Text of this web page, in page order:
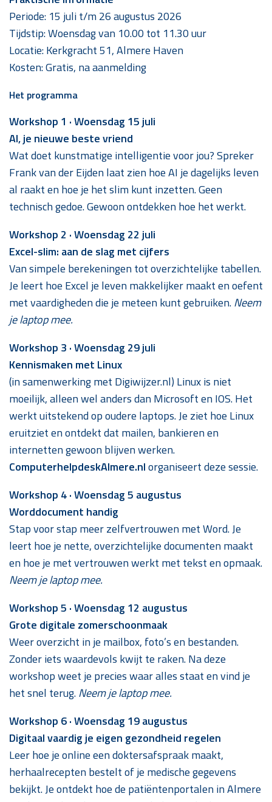
Periode: 15 juli t/m 26 augustus 2026
Tijdstip: Woensdag van 10.00 tot 11.30 uur
Locatie: Kerkgracht 51, Almere Haven
Kosten: Gratis, na aanmelding
Het programma
Workshop 1 · Woensdag 15 juli
AI, je nieuwe beste vriend
Wat doet kunstmatige intelligentie voor jou? Spreker
Frank van der Eijden laat zien hoe AI je dagelijks leven
al raakt en hoe je het slim kunt inzetten. Geen
technisch gedoe. Gewoon ontdekken hoe het werkt.
Workshop 2 · Woensdag 22 juli
Excel-slim: aan de slag met cijfers
Van simpele berekeningen tot overzichtelijke tabellen.
Je leert hoe Excel je leven makkelijker maakt en oefent
met vaardigheden die je meteen kunt gebruiken.Neem
je laptop mee.
Workshop 3 · Woensdag 29 juli
Kennismaken met Linux
(in samenwerking met Digiwijzer.nl) Linux is niet
moeilijk, alleen wel anders dan Microsoft en IOS. Het
werkt uitstekend op oudere laptops. Je ziet hoe Linux
eruitziet en ontdekt dat mailen, bankieren en
internetten gewoon blijven werken.
ComputerhelpdeskAlmere.nlorganiseert deze sessie.
Workshop 4 · Woensdag 5 augustus
Worddocument handig
Stap voor stap meer zelfvertrouwen met Word. Je
leert hoe je nette, overzichtelijke documenten maakt
en hoe je met vertrouwen werkt met tekst en opmaak.
Neem je laptop mee.
Workshop 5 · Woensdag 12 augustus
Grote digitale zomerschoonmaak
Weer overzicht in je mailbox, foto’s en bestanden.
Zonder iets waardevols kwijt te raken. Na deze
workshop weet je precies waar alles staat en vind je
het snel terug.Neem je laptop mee.
Workshop 6 · Woensdag 19 augustus
Digitaal vaardig je eigen gezondheid regelen
Leer hoe je online een doktersafspraak maakt,
herhaalrecepten bestelt of je medische gegevens
bekijkt. Je ontdekt hoe de patiëntenportalen in Almere